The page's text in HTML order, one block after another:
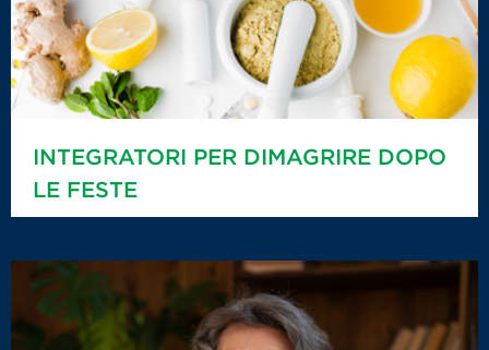
INTEGRATORI PER DIMAGRIRE DOPO
LE FESTE